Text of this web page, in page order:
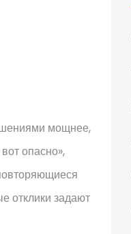
мощнее,
опасно»,
отклики задают